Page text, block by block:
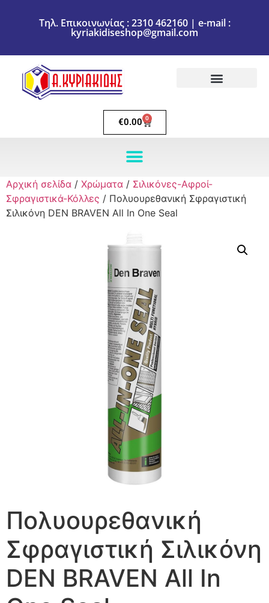
Τηλ. Επικοινωνίας : 2310 462160 | e-mail :
kyriakidiseshop@gmail.com
€0.00 0
Αρχική σελίδα / Χρώματα / Σιλικόνες-Αφροί-
Σφραγιστικά-Κόλλες / Πολυουρεθανική Σφραγιστική
Σιλικόνη DEN BRAVEN All In One Seal
Πολυουρεθανική
Σφραγιστική Σιλικόνη
DEN BRAVEN All In